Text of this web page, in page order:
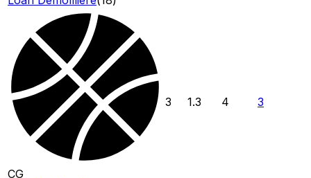
CG
3 1.3 4 3